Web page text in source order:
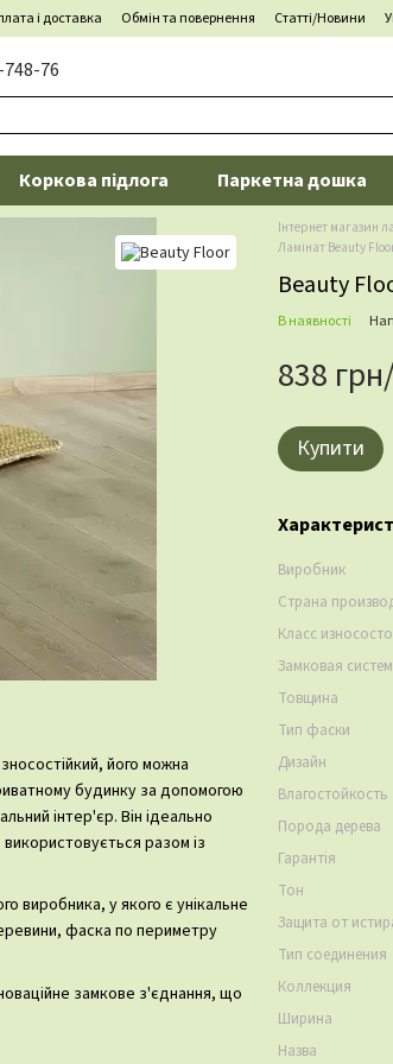
і доставка Обмін та повернення Статті/Новини
76
Коркова підлога Паркетна дошка
його можна
будинку за допомогою
інтер'єр. Він ідеально
використовується разом із
виробника, у якого є унікальне
фаска по периметру
замкове з'єднання, що
Інтернет магазин
Ламінат Beauty
Beauty
В наявності
838
Купити
Виробник
Страна
Класс
Замковая
Товщина
Тип фаски
Дизайн
Влагостойкость
Порода дерева
Гарантія
Тон
Защита от
Тип соединения
Коллекция
Ширина
Назва